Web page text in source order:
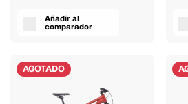
Añadir al
comparador
AGOTADO